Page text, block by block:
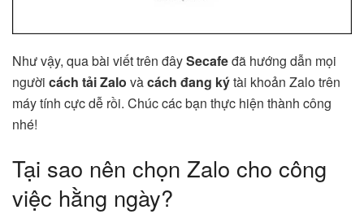
Như vậy, qua bài viết trên đâySecafeđã hướng dẫn mọi
người cách tải Zalo vàcách đang kýtài khoản Zalo trên
máy tính cực dễ rồi. Chúc các bạn thực hiện thành công
nhé!
Tại sao nên chọn Zalo cho công
việc hằng ngày?